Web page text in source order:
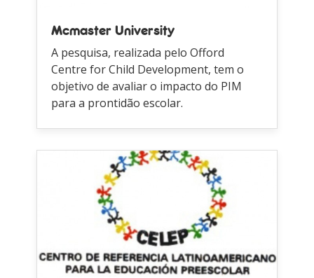
Mcmaster University
A pesquisa, realizada pelo Offord
Centre for Child Development, tem o
objetivo de avaliar o impacto do PIM
para a prontidão escolar.